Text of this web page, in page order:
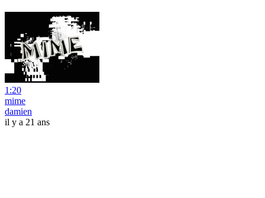
1:20
mime
damien
il y a 21 ans